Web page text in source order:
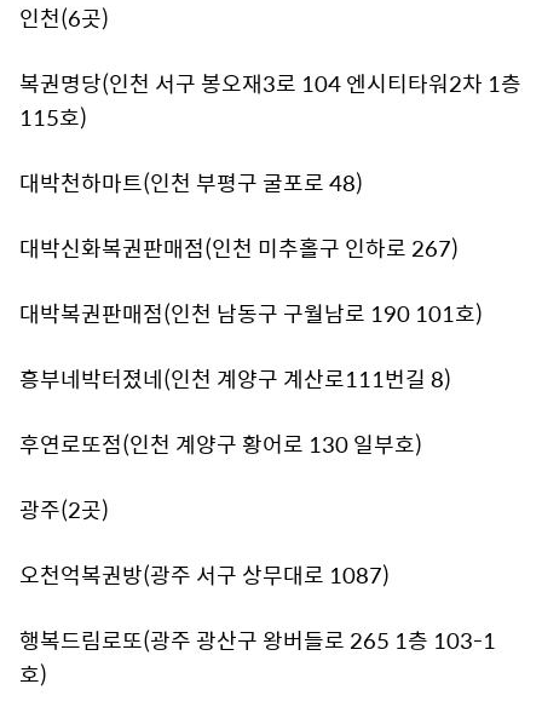
인천(6곳)
복권명당(인천 서구 봉오재3로 104 엔시티타워2차 1층
115호)
대박천하마트(인천 부평구 굴포로 48)
대박신화복권판매점(인천 미추홀구 인하로 267)
대박복권판매점(인천 남동구 구월남로 190 101호)
흥부네박터졌네(인천 계양구 계산로111번길 8)
후연로또점(인천 계양구 황어로 130 일부호)
광주(2곳)
오천억복권방(광주 서구 상무대로 1087)
행복드림로또(광주 광산구 왕버들로 265 1층 103-1
호)